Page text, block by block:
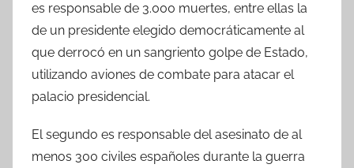
es responsable de 3.000 muertes, entre ellas la
de un presidente elegido democráticamente al
que derrocó en un sangriento golpe de Estado,
utilizando aviones de combate para atacar el
palacio presidencial.
El segundo es responsable del asesinato de al
menos 300 civiles españoles durante la guerra